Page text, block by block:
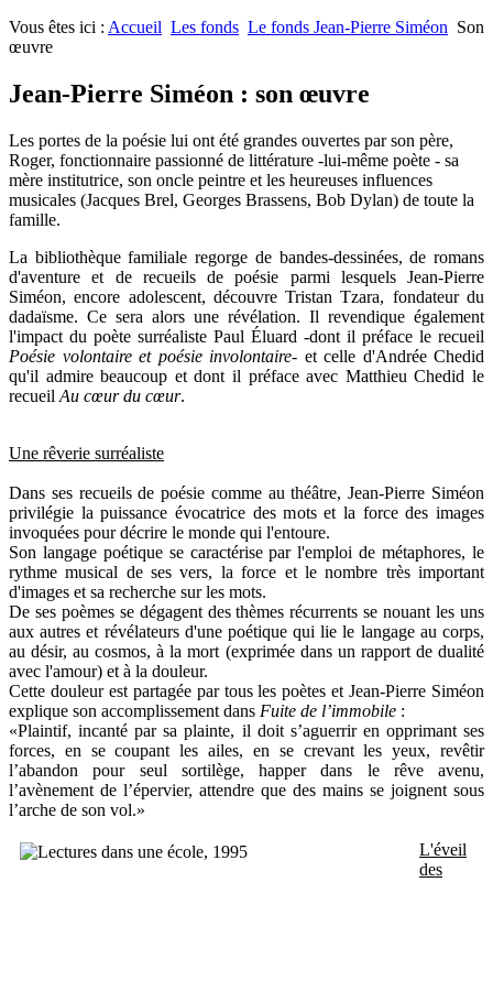
Vous êtes ici : Accueil Les fonds Le fonds Jean-Pierre Siméon Son
œuvre
Jean-Pierre Siméon : son œuvre
Les portes de la poésie lui ont été grandes ouvertes par son père,
Roger, fonctionnaire passionné de littérature -lui-même poète - sa
mère institutrice, son oncle peintre et les heureuses influences
musicales (Jacques Brel, Georges Brassens, Bob Dylan) de toute la
famille.
La bibliothèque familiale regorge de bandes-dessinées, de romans
d'aventure et de recueils de poésie parmi lesquels Jean-Pierre
Siméon, encore adolescent, découvre Tristan Tzara, fondateur du
dadaïsme. Ce sera alors une révélation. Il revendique également
l'impact du poète surréaliste Paul Éluard -dont il préface le recueil
Poésie volontaire et poésie involontaire- et celle d'Andrée Chedid
qu'il admire beaucoup et dont il préface avec Matthieu Chedid le
recueil Au cœur du cœur.
Une rêverie surréaliste
Dans ses recueils de poésie comme au théâtre, Jean-Pierre Siméon
privilégie la puissance évocatrice des mots et la force des images
invoquées pour décrire le monde qui l'entoure.
Son langage poétique se caractérise par l'emploi de métaphores, le
rythme musical de ses vers, la force et le nombre très important
d'images et sa recherche sur les mots.
De ses poèmes se dégagent des thèmes récurrents se nouant les uns
aux autres et révélateurs d'une poétique qui lie le langage au corps,
au désir, au cosmos, à la mort (exprimée dans un rapport de dualité
avec l'amour) et à la douleur.
Cette douleur est partagée par tous les poètes et Jean-Pierre Siméon
explique son accomplissement dans Fuite de l’immobile :
«Plaintif, incanté par sa plainte, il doit s’aguerrir en opprimant ses
forces, en se coupant les ailes, en se crevant les yeux, revêtir
l’abandon pour seul sortilège, happer dans le rêve avenu,
l’avènement de l’épervier, attendre que des mains se joignent sous
l’arche de son vol.»
L'éveil
des